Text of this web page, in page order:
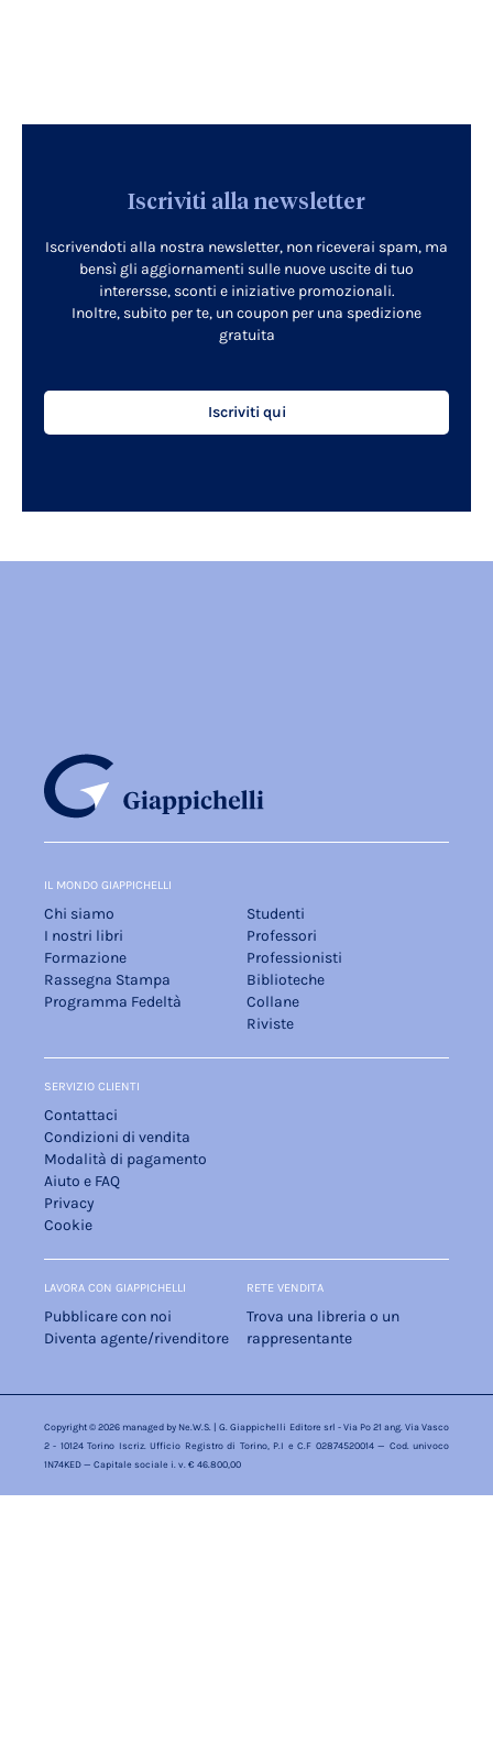
Iscriviti alla newsletter
Iscrivendoti alla nostra newsletter, non riceverai spam, ma
bensì gli aggiornamenti sulle nuove uscite di tuo
interersse, sconti e iniziative promozionali.
Inoltre, subito per te, un coupon per una spedizione
gratuita
Iscriviti qui
IL MONDO GIAPPICHELLI
Chi siamo
I nostri libri
Formazione
Rassegna Stampa
Programma Fedeltà
Studenti
Professori
Professionisti
Biblioteche
Collane
Riviste
SERVIZIO CLIENTI
Contattaci
Condizioni di vendita
Modalità di pagamento
Aiuto e FAQ
Privacy
Cookie
LAVORA CON GIAPPICHELLI
Pubblicare con noi
Diventa agente/rivenditore
RETE VENDITA
Trova una libreria o un
rappresentante
Copyright © 2026 managed by Ne.W.S. | G. Giappichelli Editore srl - Via Po 21 ang. Via Vasco
2 - 10124 Torino Iscriz. Ufficio Registro di Torino, P.I e C.F 02874520014 — Cod. univoco
1N74KED — Capitale sociale i. v. € 46.800,00